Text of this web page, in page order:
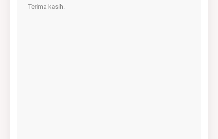
Terima kasih.